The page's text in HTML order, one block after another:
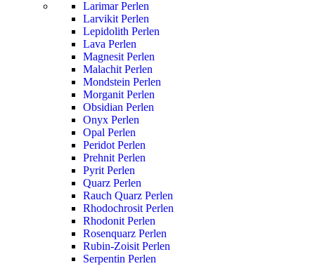
Larimar Perlen
Larvikit Perlen
Lepidolith Perlen
Lava Perlen
Magnesit Perlen
Malachit Perlen
Mondstein Perlen
Morganit Perlen
Obsidian Perlen
Onyx Perlen
Opal Perlen
Peridot Perlen
Prehnit Perlen
Pyrit Perlen
Quarz Perlen
Rauch Quarz Perlen
Rhodochrosit Perlen
Rhodonit Perlen
Rosenquarz Perlen
Rubin-Zoisit Perlen
Serpentin Perlen